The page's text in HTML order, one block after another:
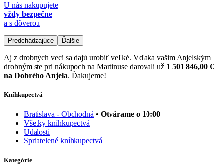
U nás nakupujete
vždy bezpečne
a s dôverou
Predchádzajúce Ďalšie
Aj z drobných vecí sa dajú urobiť veľké. Vďaka vašim Anjelským
drobným ste pri nákupoch na Martinuse darovali už 1 501 846,00 €
na Dobrého Anjela. Ďakujeme!
Kníhkupectvá
Bratislava - Obchodná • Otvárame o 10:00
Všetky kníhkupectvá
Udalosti
Spriatelené kníhkupectvá
Kategórie